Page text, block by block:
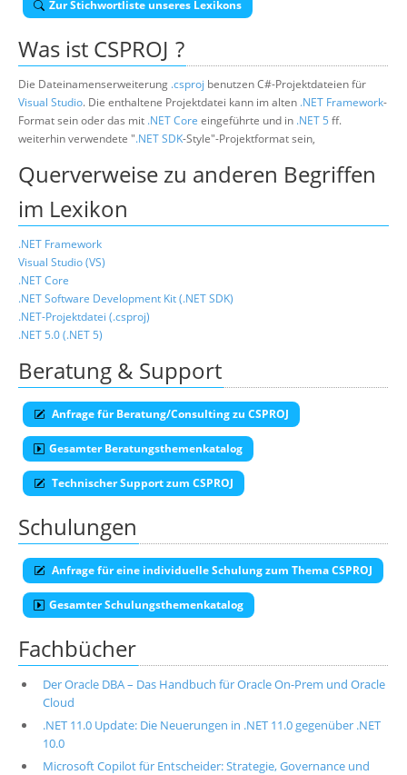
Über uns
Suche
Zur Stichwortliste unseres Lexikons
Was ist CSPROJ ?
Die Dateinamenserweiterung .csproj benutzen C#-Projektdateien für
Visual Studio. Die enthaltene Projektdatei kann im alten .NET Framework-
Format sein oder das mit .NET Core eingeführte und in .NET 5 ff.
weiterhin verwendete ".NET SDK-Style"-Projektformat sein,
Querverweise zu anderen Begriffen
im Lexikon
.NET Framework
Visual Studio (VS)
.NET Core
.NET Software Development Kit (.NET SDK)
.NET-Projektdatei (.csproj)
.NET 5.0 (.NET 5)
Beratung & Support
Anfrage für Beratung/Consulting zu CSPROJ
Gesamter Beratungsthemenkatalog
Technischer Support zum CSPROJ
Schulungen
Anfrage für eine individuelle Schulung zum Thema CSPROJ
Gesamter Schulungsthemenkatalog
Fachbücher
Der Oracle DBA – Das Handbuch für Oracle On-Prem und Oracle
Cloud
.NET 11.0 Update: Die Neuerungen in .NET 11.0 gegenüber .NET
10.0
Microsoft Copilot für Entscheider: Strategie, Governance und